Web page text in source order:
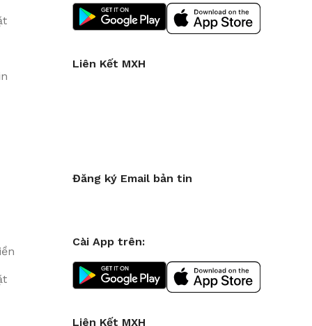
Liên Kết MXH
Đăng ký Email bản tin
Cài App trên:
Liên Kết MXH